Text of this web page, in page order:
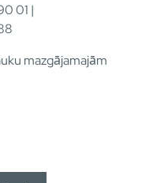
01 |
mazgājamajām